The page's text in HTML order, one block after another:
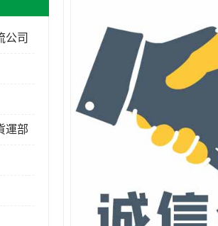
公司
運部